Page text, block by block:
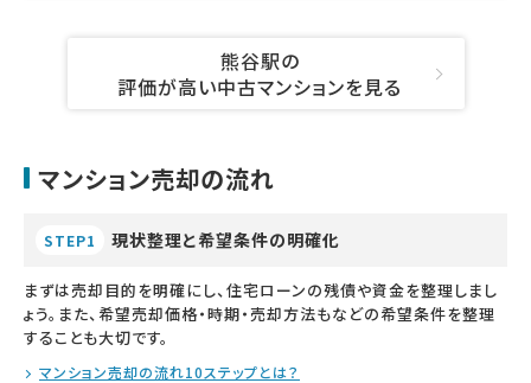
熊谷駅の
評価が高い中古マンションを見る
マンション売却の流れ
STEP1 現状整理と希望条件の明確化
まずは売却目的を明確にし、住宅ローンの残債や資金を整理しまし
ょう。また、希望売却価格・時期・売却方法もなどの希望条件を整理
することも大切です。
マンション売却の流れ10ステップとは？